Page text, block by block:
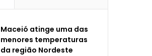
Maceió atinge uma das
menores temperaturas
da região Nordeste